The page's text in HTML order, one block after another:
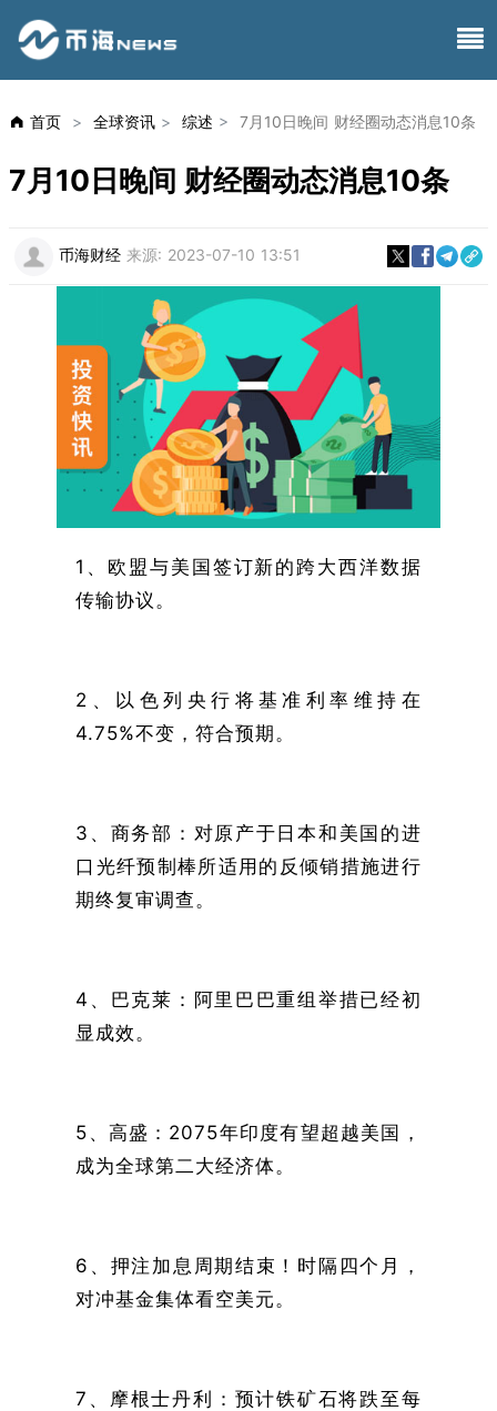
首页 > 全球资讯 > 综述 > 7月10日晚间 财经圈动态消息10条
7月10日晚间 财经圈动态消息10条
币海财经 来源: 2023-07-10 13:51
1、欧盟与美国签订新的跨大西洋数据
传输协议。
2、以色列央行将基准利率维持在
4.75%不变，符合预期。
3、商务部：对原产于日本和美国的进
口光纤预制棒所适用的反倾销措施进行
期终复审调查。
4、巴克莱：阿里巴巴重组举措已经初
显成效。
5、高盛：2075年印度有望超越美国，
成为全球第二大经济体。
6、押注加息周期结束！时隔四个月，
对冲基金集体看空美元。
7、摩根士丹利：预计铁矿石将跌至每